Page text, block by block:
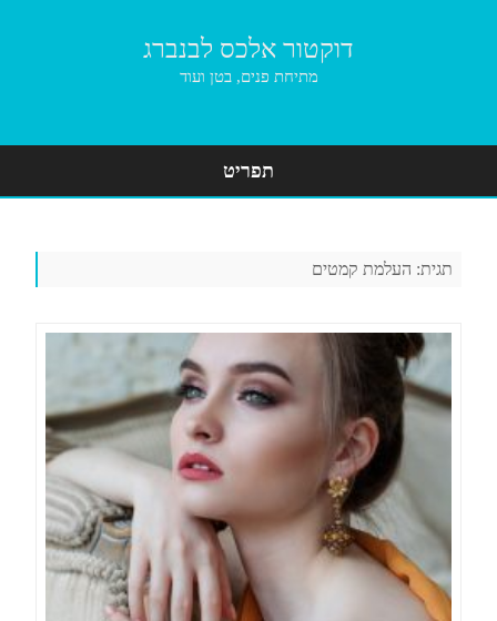
דוקטור אלכס לבנברג
מתיחת פנים, בטן ועוד
תפריט
תגית: העלמת קמטים